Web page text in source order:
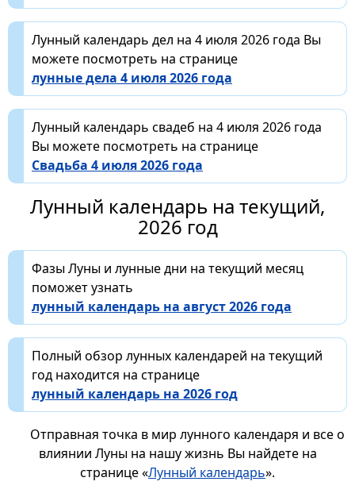
Лунный календарь дел на 4 июля 2026 года Вы
можете посмотреть на странице
лунные дела 4 июля 2026 года
Лунный календарь свадеб на 4 июля 2026 года
Вы можете посмотреть на странице
Свадьба 4 июля 2026 года
Лунный календарь на текущий,
2026 год
Фазы Луны и лунные дни на текущий месяц
поможет узнать
лунный календарь на август 2026 года
Полный обзор лунных календарей на текущий
год находится на странице
лунный календарь на 2026 год
Отправная точка в мир лунного календаря и все о
влиянии Луны на нашу жизнь Вы найдете на
странице «Лунный календарь».